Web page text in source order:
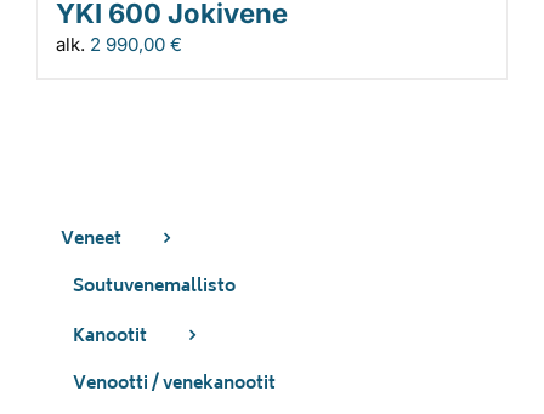
YKI 600 Jokivene
alk. 2 990,00 €
Veneet
Soutuvenemallisto
Kanootit
Venootti / venekanootit